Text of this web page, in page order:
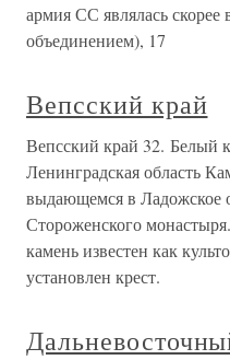
армия СС являлась
объединением), 17
Вепсский край
Вепсский край 32. Белый
Ленинградская область
выдающемся в Ладожское
Стороженского
камень известен как
установлен крест.